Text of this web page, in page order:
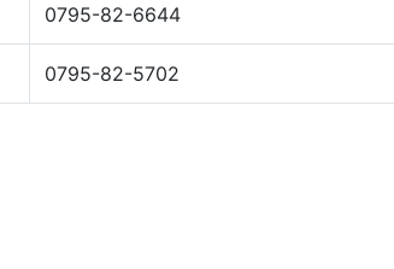
0795-82-6644
0795-82-5702